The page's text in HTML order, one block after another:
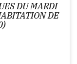
DU MARDI
DE